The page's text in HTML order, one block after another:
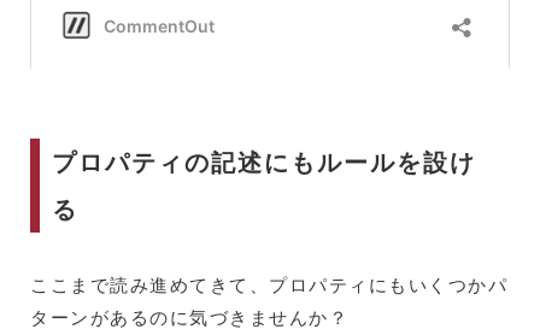
プロパティの記述にもルールを設け
る
ここまで読み進めてきて、プロパティにもいくつかパ
ターンがあるのに気づきませんか？